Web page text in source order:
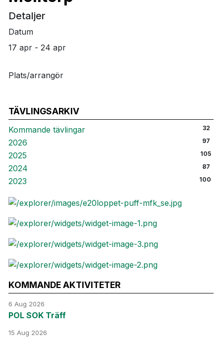
TÄVLINGSARKIV
Kommande tävlingar 32
2026 97
2025 105
2024 87
2023 100
Detaljer
Datum
17 apr - 24 apr
Plats/arrangör
KOMMANDE AKTIVITETER
6 Aug 2026
POL SOK Träff
15 Aug 2026